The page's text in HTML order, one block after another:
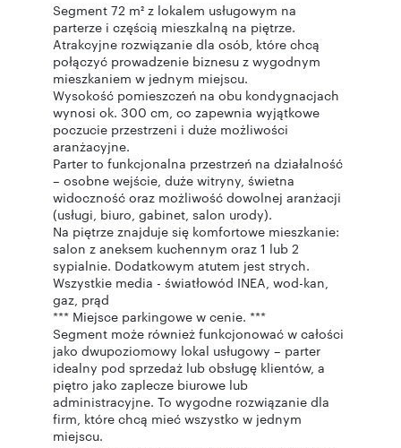
Segment 72 m² z lokalem usługowym na
parterze i częścią mieszkalną na piętrze.
Atrakcyjne rozwiązanie dla osób, które chcą
połączyć prowadzenie biznesu z wygodnym
mieszkaniem w jednym miejscu.
Wysokość pomieszczeń na obu kondygnacjach
wynosi ok. 300 cm, co zapewnia wyjątkowe
poczucie przestrzeni i duże możliwości
aranżacyjne.
Parter to funkcjonalna przestrzeń na działalność
– osobne wejście, duże witryny, świetna
widoczność oraz możliwość dowolnej aranżacji
(usługi, biuro, gabinet, salon urody).
Na piętrze znajduje się komfortowe mieszkanie:
salon z aneksem kuchennym oraz 1 lub 2
sypialnie. Dodatkowym atutem jest strych.
Wszystkie media - światłowód INEA, wod-kan,
gaz, prąd
*** Miejsce parkingowe w cenie. ***
Segment może również funkcjonować w całości
jako dwupoziomowy lokal usługowy – parter
idealny pod sprzedaż lub obsługę klientów, a
piętro jako zaplecze biurowe lub
administracyjne. To wygodne rozwiązanie dla
firm, które chcą mieć wszystko w jednym
miejscu.